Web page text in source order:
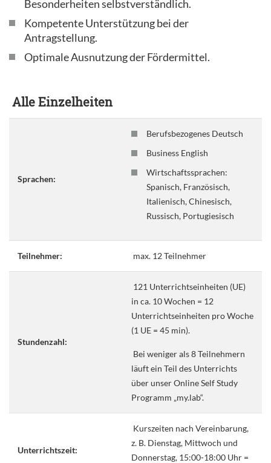
Besonderheiten selbstverständlich.
Kompetente Unterstützung bei der
Antragstellung.
Optimale Ausnutzung der Fördermittel.
Alle Einzelheiten
Sprachen:
Berufsbezogenes Deutsch
Business English
Wirtschaftssprachen:
Spanisch, Französisch,
Italienisch, Chinesisch,
Russisch, Portugiesisch
Teilnehmer: max. 12 Teilnehmer
Stundenzahl:
121 Unterrichtseinheiten (UE)
in ca. 10 Wochen = 12
Unterrichtseinheiten pro Woche
(1 UE = 45 min).
Bei weniger als 8 Teilnehmern
läuft ein Teil des Unterrichts
über unser Online Self Study
Programm „my.lab“.
Unterrichtszeit:
Kurszeiten nach Vereinbarung,
z. B. Dienstag, Mittwoch und
Donnerstag, 15:00-18:00 Uhr =